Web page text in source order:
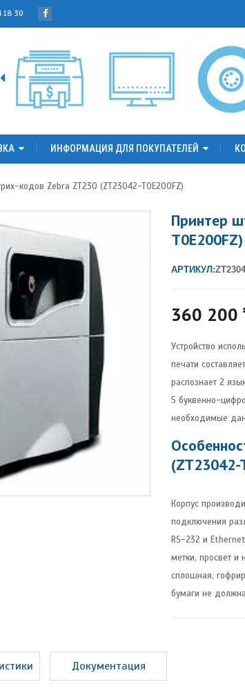
18 30
ИНФОРМАЦИЯ ДЛЯ ПОКУПАТЕЛЕЙ
кодов Zebra ZT230 (ZT23042-T0E200FZ)
Принтер
T0E200FZ)
АРТИКУЛ:
360 200
Устройство
печати
распознает 2
5 буквенно-
необходимые
(ZT23042-
Корпус
подключения
RS-232 и
метки, просвет и
сплошная,
бумаги не
Документация